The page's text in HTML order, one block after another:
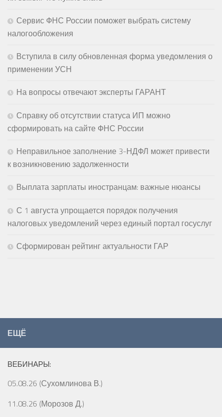
Сервис ФНС России поможет выбрать систему
налогообложения
Вступила в силу обновленная форма уведомления о
применении УСН
На вопросы отвечают эксперты ГАРАНТ
Справку об отсутствии статуса ИП можно
сформировать на сайте ФНС России
Неправильное заполнение 3-НДФЛ может привести
к возникновению задолженности
Выплата зарплаты иностранцам: важные нюансы
С 1 августа упрощается порядок получения
налоговых уведомлений через единый портал госуслуг
Сформирован рейтинг актуальности ГАР
ЕЩЁ
ВЕБИНАРЫ:
05.08.26 (Сухомлинова В.)
11.08.26 (Морозов Д.)